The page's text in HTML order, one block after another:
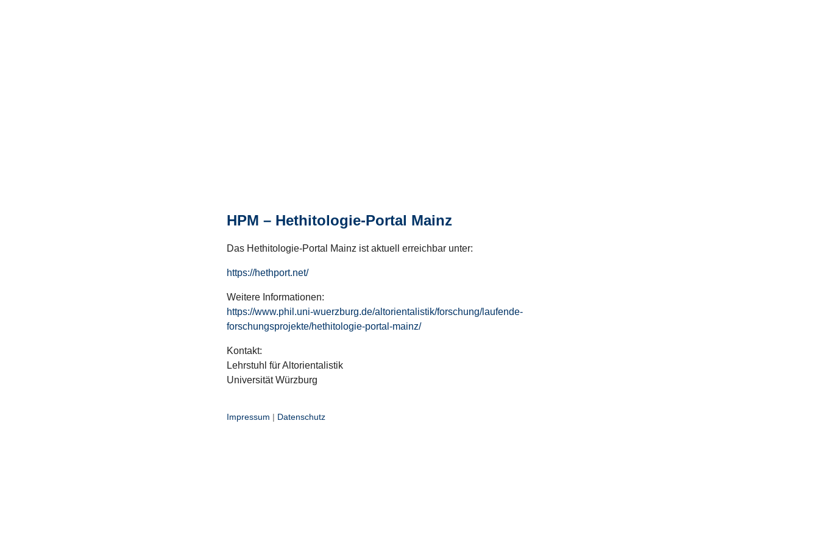
HPM – Hethitologie-Portal Mainz
Das Hethitologie-Portal Mainz ist aktuell erreichbar unter:
https://hethport.net/
Weitere Informationen:
https://www.phil.uni-wuerzburg.de/altorientalistik/forschung/laufende-
forschungsprojekte/hethitologie-portal-mainz/
Kontakt:
Lehrstuhl für Altorientalistik
Universität Würzburg
Impressum | Datenschutz